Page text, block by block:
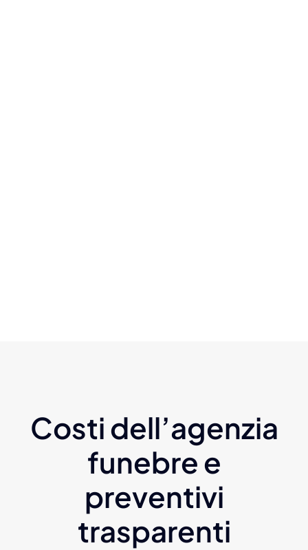
Costi dell’agenzia
funebre e
preventivi
trasparenti